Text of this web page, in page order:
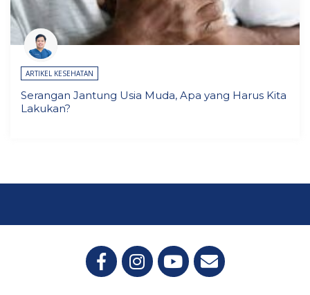
ARTIKEL KESEHATAN
Serangan Jantung Usia Muda, Apa yang Harus Kita
Lakukan?